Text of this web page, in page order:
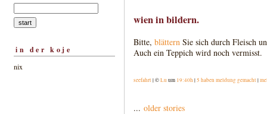
in der koje
nix
wien in bildern.
Bitte, blättern Sie sich durch Fleisch
Auch ein Teppich wird noch vermisst.
seefahrt| ©Lu um 19:40h |5 haben meldung gemacht|
... older stories